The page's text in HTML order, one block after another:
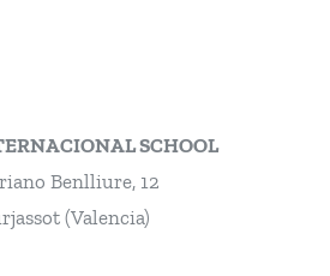
SCHOOL
Benlliure, 12
(Valencia)